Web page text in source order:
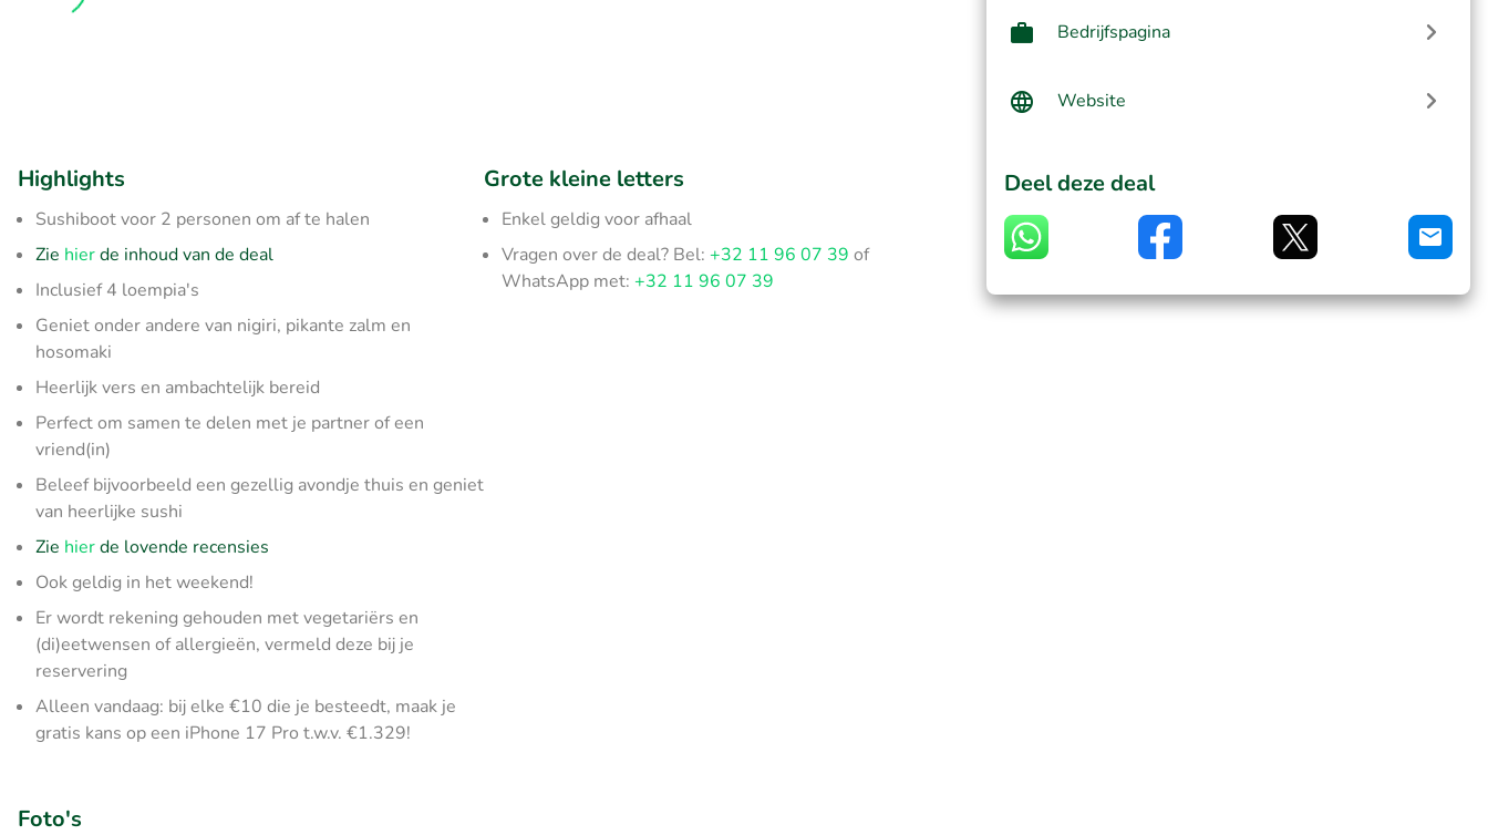
Highlights
Sushiboot voor 2 personen om af te halen
Zie hierde inhoud van de deal
Inclusief 4 loempia's
Geniet onder andere van nigiri, pikante zalm en
hosomaki
Heerlijk vers en ambachtelijk bereid
Perfect om samen te delen met je partner of een
vriend(in)
Beleef bijvoorbeeld een gezellig avondje thuis en geniet
van heerlijke sushi
Zie hierde lovende recensies
Ook geldig in het weekend!
Er wordt rekening gehouden met vegetariërs en
(di)eetwensen of allergieën, vermeld deze bij je
reservering
Alleen vandaag: bij elke €10 die je besteedt, maak je
gratis kans op een iPhone 17 Pro t.w.v. €1.329!
Grote kleine letters
Enkel geldig voor afhaal
Vragen over de deal? Bel:+32 11 96 07 39 of
WhatsApp met:+32 11 96 07 39
Foto's
Bedrijfspagina
Website
Deel deze deal